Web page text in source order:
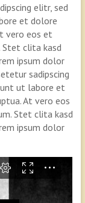
elitr, sed
et dolore
vero eos et
Stet clita kasd
ipsum dolor
sadipscing
ut labore et
At vero eos
Stet clita kasd
ipsum dolor